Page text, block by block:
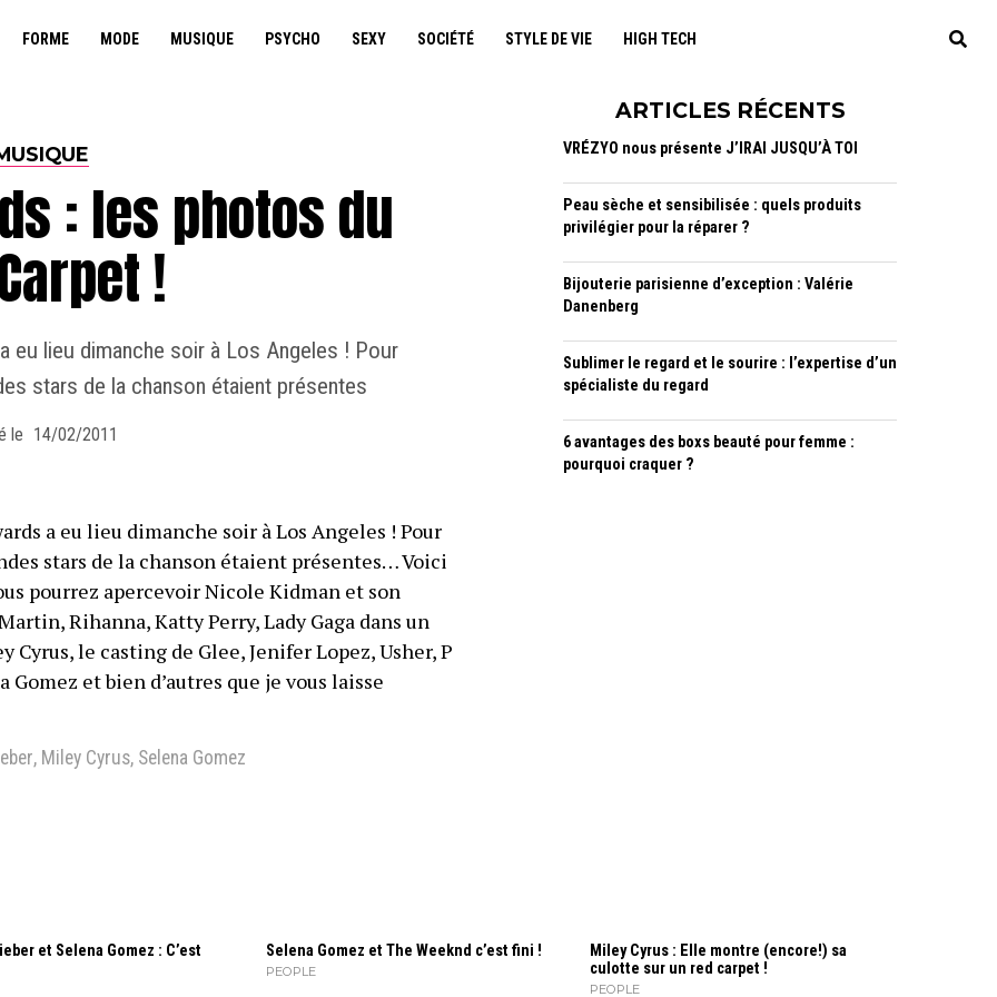
FORME MODE MUSIQUE PSYCHO SEXY SOCIÉTÉ STYLE DE VIE HIGH TECH
: les photos du
!
eu lieu dimanche soir à Los Angeles ! Pour
stars de la chanson étaient présentes
le 14/02/2011
a eu lieu dimanche soir à Los Angeles ! Pour
stars de la chanson étaient présentes… Voici
pourrez apercevoir Nicole Kidman et son
Rihanna, Katty Perry, Lady Gaga dans un
Cyrus, le casting de Glee, Jenifer Lopez, Usher, P
et bien d’autres que je vous laisse
, Miley Cyrus, Selena Gomez
ARTICLES RÉCENTS
VRÉZYO nous présente J’IRAI JUSQU’À TOI
Peau sèche et sensibilisée : quels produits
privilégier pour la réparer ?
Bijouterie parisienne d’exception : Valérie
Danenberg
Sublimer le regard et le sourire : l’expertise d’un
spécialiste du regard
6 avantages des boxs beauté pour femme :
pourquoi craquer ?
et Selena Gomez : C’est
Selena Gomez et The Weeknd c’est fini !
PEOPLE
Miley Cyrus : Elle montre (encore!) sa
culotte sur un red carpet !
PEOPLE